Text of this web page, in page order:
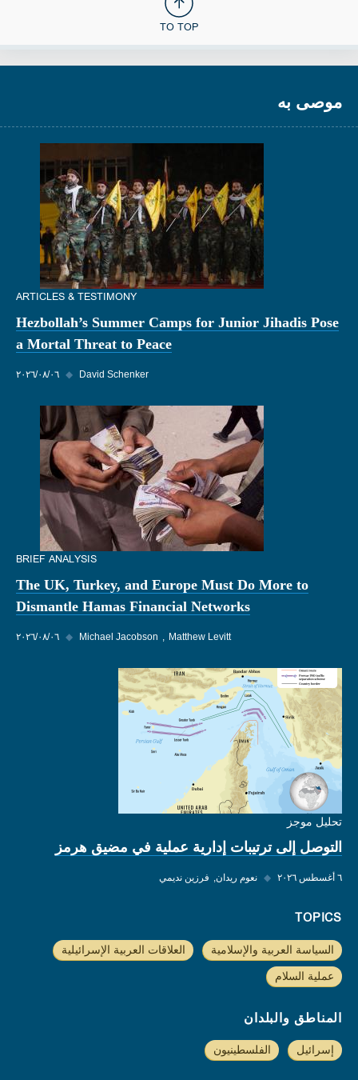
TO TOP
موصى به
ARTICLES & TESTIMONY
Hezbollah’s Summer Camps for Junior Jihadis Pose
a Mortal Threat to Peace
٠٦‏/٠٨‏/٢٠٢٦ ◆ David Schenker
BRIEF ANALYSIS
The UK, Turkey, and Europe Must Do More to
Dismantle Hamas Financial Networks
٠٦‏/٠٨‏/٢٠٢٦ ◆ Michael Jacobson Matthew Levitt
تحليل موجز
التوصل إلى ترتيبات إدارية عملية في مضيق هرمز
٦ أغسطس ٢٠٢٦ ◆ نعوم ريدان فرزين نديمي
TOPICS
السياسة العربية والإسلامية العلاقات العربية الإسرائيلية
عملية السلام
المناطق والبلدان
إسرائيل الفلسطينيون